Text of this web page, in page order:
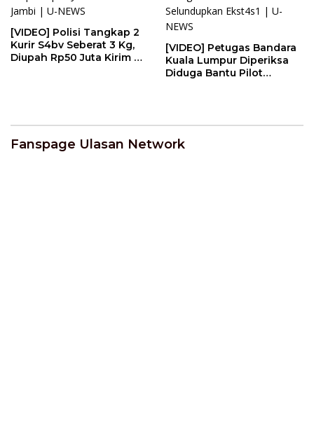
[VIDEO] Polisi Tangkap 2
Kurir S4bv Seberat 3 Kg,
Diupah Rp50 Juta Kirim Ke
[VIDEO] Petugas Bandara
Kuala Lumpur Diperiksa
Diduga Bantu Pilot
Fanspage Ulasan Network